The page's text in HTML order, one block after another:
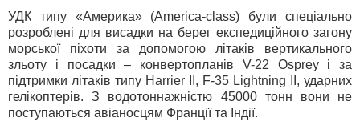
УДК типу «Америка» (America-class) були спеціально
розроблені для висадки на берег експедиційного загону
морської піхоти за допомогою літаків вертикального
зльоту і посадки – конвертопланів V-22 Osprey і за
підтримки літаків типу Harrier II, F-35 Lightning II, ударних
гелікоптерів. З водотоннажністю 45000 тонн вони не
поступаються авіаносцям Франції та Індії.